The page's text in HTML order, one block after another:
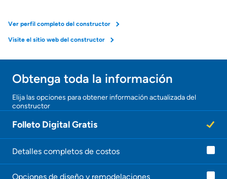
Ver perfil completo del constructor
Visite el sitio web del constructor
Obtenga toda la información
Elija las opciones para obtener información actualizada del
constructor
Folleto Digital Gratis
Detalles completos de costos
Opciones de diseño y remodelaciones